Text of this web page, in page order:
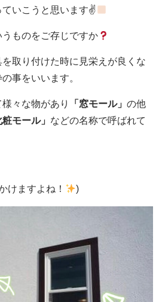
いこうと思います✌
ものをご存じですか
取り付けた時に見栄えが良くな
事をいいます。
々な物があり 「窓モール」 の他
粧モール」 などの名称で呼ばれて
けますよね！ )